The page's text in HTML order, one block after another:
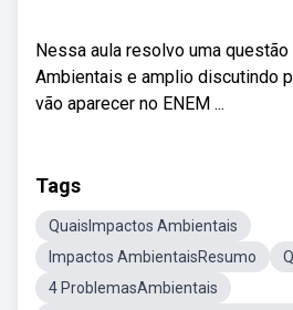
Nessa aula resolvo uma
Ambientais e amplio discutindo
vão aparecer no ENEM ...
Tags
QuaisImpactos Ambientais
Impactos AmbientaisResumo
4 ProblemasAmbientais